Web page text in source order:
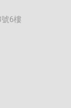
6樓